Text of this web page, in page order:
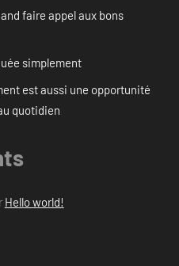
faire appel aux bons
simplement
est aussi une opportunité
quotidien
Hello world!